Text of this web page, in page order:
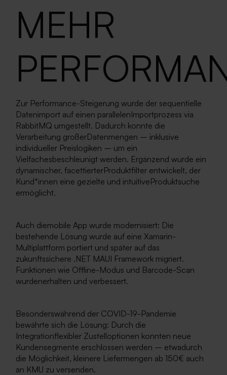
MEHR
Zur Performance-Steigerung wurde der sequentielle
Datenimport auf einen parallelenImportprozess via
RabbitMQ umgestellt. Dadurch konnte die
Verarbeitung großerDatenmengen – inklusive
individueller Preislogiken – um ein
Vielfachesbeschleunigt werden. Ergänzend wurde ein
dynamischer, facettierterProduktfilter entwickelt, der
Kund*innen eine gezielte und intuitiveProduktsuche
ermöglicht.
Auch diemobile App wurde modernisiert: Die
bestehende Lösung wurde auf eine Xamarin-
Multiplattform portiert und später auf das
zukunftssichere .NET MAUI Framework migriert.
Funktionen wie Offline-Modus und Barcode-Scan
wurdenerhalten und verbessert.
Besonderswährend der COVID-19-Pandemie
bewährte sich die Lösung: Durch die
Integrationflexibler Zustelloptionen konnten neue
Kundensegmente erschlossen werden – etwadurch
die Möglichkeit, kleinere Liefermengen ab 150€ auch
an KMU zu versenden.